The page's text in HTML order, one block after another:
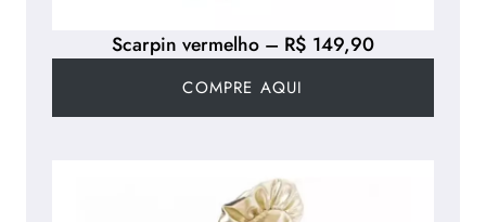
Scarpin vermelho – R$ 149,90
COMPRE AQUI